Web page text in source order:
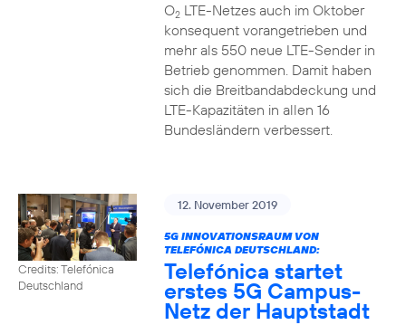
O2LTE-Netzes auch im Oktober
konsequent vorangetrieben und
mehr als 550 neue LTE-Sender in
Betrieb genommen. Damit haben
sich die Breitbandabdeckung und
LTE-Kapazitäten in allen 16
Bundesländern verbessert.
Credits: Telefónica
Deutschland
12. November 2019
5G INNOVATIONSRAUM VON
TELEFÓNICA DEUTSCHLAND:
Telefónica startet
erstes 5G Campus-
Netz der Hauptstadt